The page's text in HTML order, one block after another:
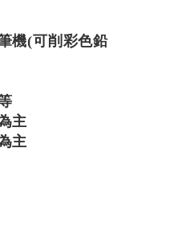
機(可削彩色鉛
主
主